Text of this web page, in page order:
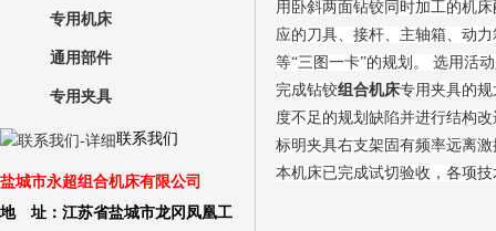
专用机床
通用部件
专用夹具
联系我们
盐城市永超组合机床有限公司
地 址：江苏省盐城市龙冈凤凰工
用卧斜两面钻铰同时加工的机
应的刀具、接杆、主轴箱、动
等“三图一卡”的规划。 选用活
完成钻铰组合机床专用夹具的
度不足的规划缺陷并进行结构
标明夹具右支架固有频率远离
本机床已完成试切验收，各项